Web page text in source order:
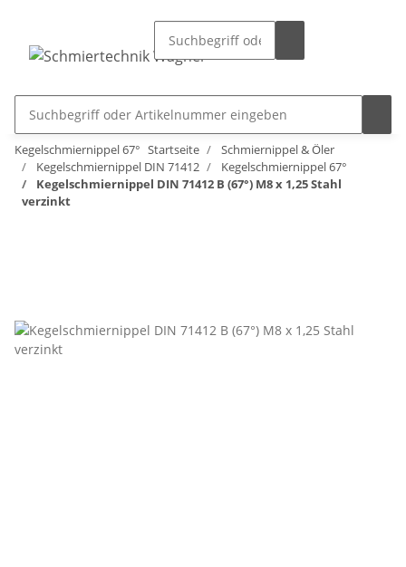
Kegelschmiernippel 67° Startseite
Schmiernippel & Öler
Kegelschmiernippel DIN 71412
Kegelschmiernippel 67°
Kegelschmiernippel DIN 71412 B (67°) M8 x 1,25 Stahl
verzinkt